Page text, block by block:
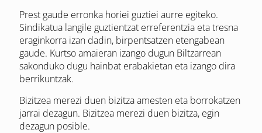
Prest gaude erronka horiei guztiei aurre egiteko.
Sindikatua langile guztientzat erreferentzia eta tresna
eraginkorra izan dadin, birpentsatzen etengabean
gaude. Kurtso amaieran izango dugun Biltzarrean
sakonduko dugu hainbat erabakietan eta izango dira
berrikuntzak.
Bizitzea merezi duen bizitza amesten eta borrokatzen
jarrai dezagun. Bizitzea merezi duen bizitza, egin
dezagun posible.